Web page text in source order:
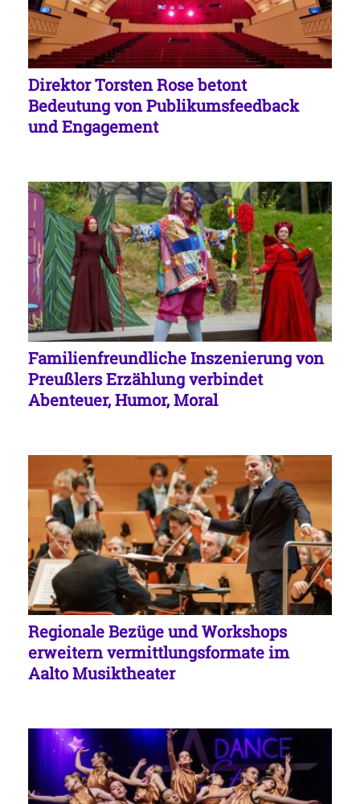
Direktor Torsten Rose betont
Bedeutung von Publikumsfeedback
und Engagement
Familienfreundliche Inszenierung von
Preußlers Erzählung verbindet
Abenteuer, Humor, Moral
Regionale Bezüge und Workshops
erweitern vermittlungsformate im
Aalto Musiktheater